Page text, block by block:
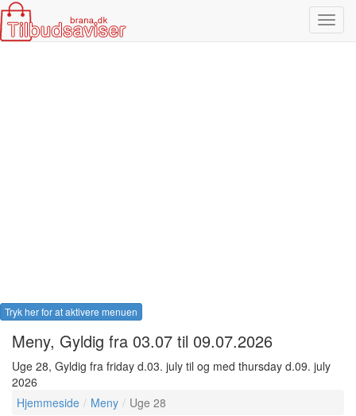
Tryk her for at aktivere menuen
Meny, Gyldig fra 03.07 til 09.07.2026
Uge 28, Gyldig fra friday d.03. july til og med thursday d.09. july
2026
Hjemmeside
Meny Uge 28